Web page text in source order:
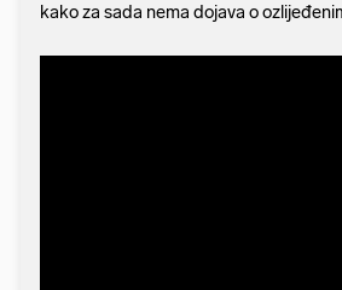
kako za sada nema dojava o